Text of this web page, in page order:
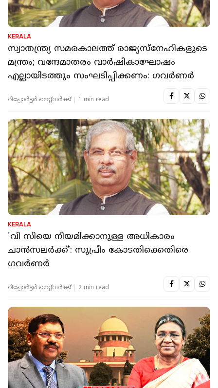
KERALA
സ്വാതന്ത്ര്യ സമരകാലത്ത് രാജ്യസ്‌നേഹികളുടെ
മന്ത്രം; വന്ദേമാതരം വാർഷികാഘോഷം
എല്ലായിടത്തും സംഘടിപ്പിക്കണം: ഗവർണർ
റിപ്പോർട്ടർ നെറ്റ്‌വര്‍ക്ക്‌ 1 min read
KERALA
'വി സിയെ നിയമിക്കാനുള്ള അധികാരം
ചാൻസലർക്ക്’: സുപ്രീം കോടതിക്കെതിരെ
ഗവര്‍ണര്‍
റിപ്പോർട്ടർ നെറ്റ്‌വര്‍ക്ക്‌ 2 min read